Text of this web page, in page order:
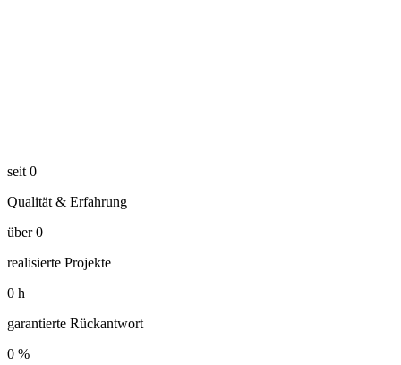
seit 0
Qualität & Erfahrung
über 0
realisierte Projekte
0 h
garantierte Rückantwort
0 %